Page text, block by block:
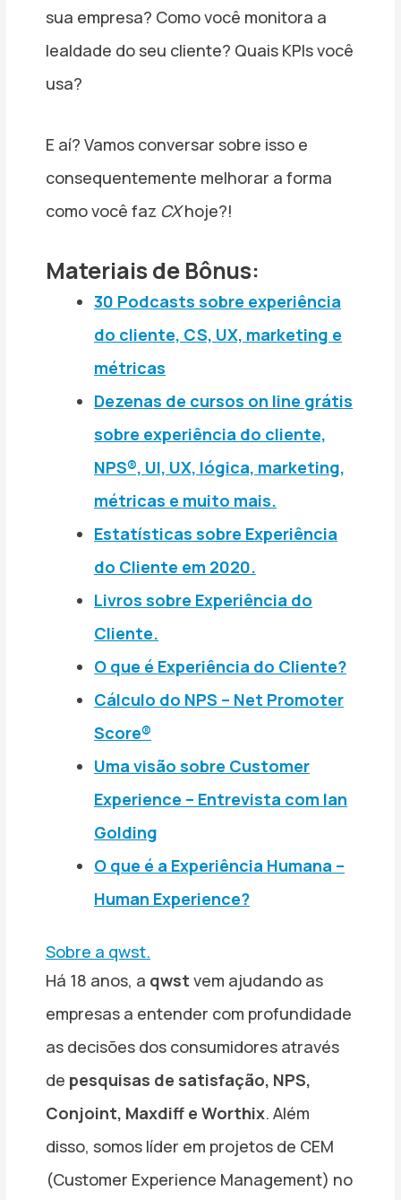
sua empresa? Como você monitora a
lealdade do seu cliente? Quais KPIs você
usa?
E aí? Vamos conversar sobre isso e
consequentemente melhorar a forma
como você faz CXhoje?!
Materiais de Bônus:
30 Podcasts sobre experiência
do cliente, CS, UX, marketing e
métricas
Dezenas de cursos on line grátis
sobre experiência do cliente,
NPS®, UI, UX, lógica, marketing,
métricas e muito mais.
Estatísticas sobre Experiência
do Cliente em 2020.
Livros sobre Experiência do
Cliente.
O que é Experiência do Cliente?
Cálculo do NPS – Net Promoter
Score®
Uma visão sobre Customer
Experience – Entrevista com Ian
Golding
O que é a Experiência Humana –
Human Experience?
Sobre a qwst.
Há 18 anos, a qwst vem ajudando as
empresas a entender com profundidade
as decisões dos consumidores através
de pesquisas de satisfação, NPS,
Conjoint, Maxdiff e Worthix. Além
disso, somos líder em projetos de CEM
(Customer Experience Management) no